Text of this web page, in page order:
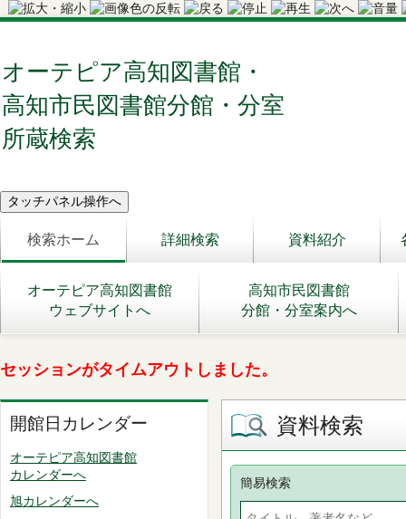
オーテピア高知図書館・
高知市民図書館分館・分室
所蔵検索
検索ホーム 詳細検索 資料紹介
オーテピア高知図書館
ウェブサイトへ
高知市民図書館
分館・分室案内へ
セッションがタイムアウトしました。
開館日カレンダー
オーテピア高知図書館
カレンダーへ
旭カレンダーへ
資料検索
簡易検索